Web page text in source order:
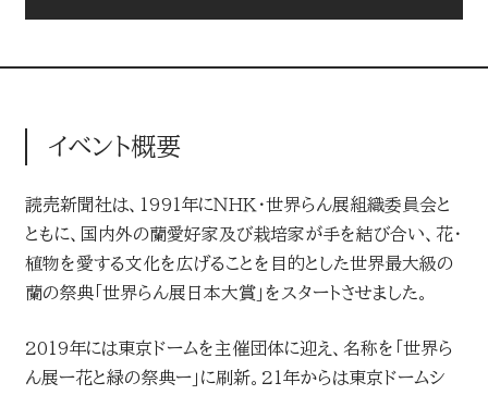
イベント概要
読売新聞社は、1991年にＮＨＫ・世界らん展組織委員会と
ともに、国内外の蘭愛好家及び栽培家が手を結び合い、花・
植物を愛する文化を広げることを目的とした世界最大級の
蘭の祭典「世界らん展日本大賞」をスタートさせました。
2019年には東京ドームを主催団体に迎え、名称を「世界ら
ん展ー花と緑の祭典ー」に刷新。21年からは東京ドームシ